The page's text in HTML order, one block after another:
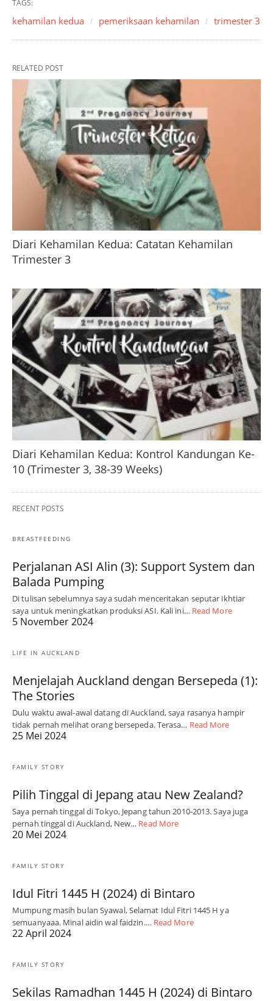
TAGS:
kehamilan kedua pemeriksaan kehamilan trimester 3
RELATED POST
Diari Kehamilan Kedua: Catatan Kehamilan
Trimester 3
Diari Kehamilan Kedua: Kontrol Kandungan Ke-
10 (Trimester 3, 38-39 Weeks)
RECENT POSTS
BREASTFEEDING
Perjalanan ASI Alin (3): Support System dan
Balada Pumping
Di tulisan sebelumnya saya sudah menceritakan seputar ikhtiar
saya untuk meningkatkan produksi ASI. Kali ini… Read More
5 November 2024
LIFE IN AUCKLAND
Menjelajah Auckland dengan Bersepeda (1):
The Stories
Dulu waktu awal-awal datang di Auckland, saya rasanya hampir
tidak pernah melihat orang bersepeda. Terasa… Read More
25 Mei 2024
FAMILY STORY
Pilih Tinggal di Jepang atau New Zealand?
Saya pernah tinggal di Tokyo, Jepang tahun 2010-2013. Saya juga
pernah tinggal di Auckland, New… Read More
20 Mei 2024
FAMILY STORY
Idul Fitri 1445 H (2024) di Bintaro
Mumpung masih bulan Syawal, Selamat Idul Fitri 1445 H ya
semuanyaaa. Minal aidin wal faidzin.… Read More
22 April 2024
FAMILY STORY
Sekilas Ramadhan 1445 H (2024) di Bintaro